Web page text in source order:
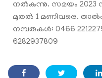
നല്‍കുന്നു. സമയം 2023
മുതല്‍ 1 മണിവരെ.
നമ്പരുകള്‍: 0466
6282937809